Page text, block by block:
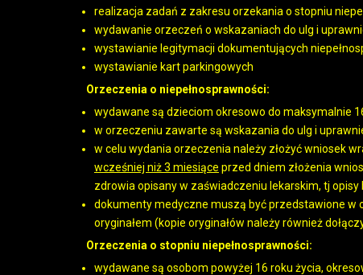
realizacja zadań z zakresu orzekania o stopniu
wydawanie orzeczeń o wskazaniach do ulg i
wystawianie legitymacji dokumentujących
wystawianie kart parkingowych
Orzeczenia o niepełnosprawności:
wydawane są dzieciom okresowo do maksymalnie
w orzeczeniu zawarte są wskazania do ulg i
w celu wydania orzeczenia należy złożyć wniosek
wcześniej niż 3 miesiące przed dniem złożenia
zdrowia opisany w zaświadczeniu lekarskim, tj
dokumenty medyczne muszą być przedstawione w
oryginałem (kopie oryginałów należy również
Orzeczenia o stopniu niepełnosprawności:
wydawane są osobom powyżej 16 roku życia,